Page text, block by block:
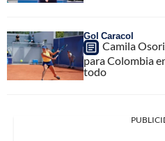
Gol Caracol
Camila
para Colombia
todo